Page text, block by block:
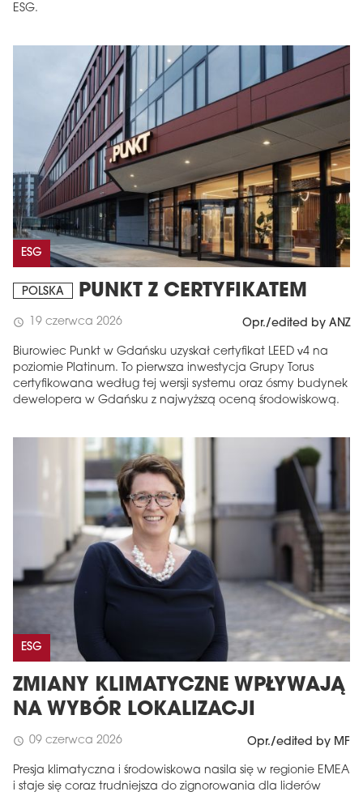
ESG.
ESG
POLSKA PUNKT Z CERTYFIKATEM
schedule 19 czerwca 2026 Opr./edited by ANZ
Biurowiec Punkt w Gdańsku uzyskał certyfikat LEED v4 na
poziomie Platinum. To pierwsza inwestycja Grupy Torus
certyfikowana według tej wersji systemu oraz ósmy budynek
dewelopera w Gdańsku z najwyższą oceną środowiskową.
ESG
ZMIANY KLIMATYCZNE WPŁYWAJĄ
NA WYBÓR LOKALIZACJI
schedule 09 czerwca 2026 Opr./edited by MF
Presja klimatyczna i środowiskowa nasila się w regionie EMEA
i staje się coraz trudniejsza do zignorowania dla liderów